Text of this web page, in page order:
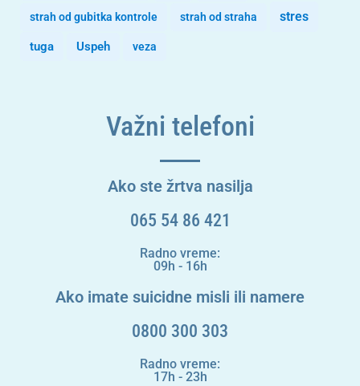
strah od gubitka kontrole strah od straha stres
tuga Uspeh veza
Važni telefoni
Ako ste žrtva nasilja
065 54 86 421
Radno vreme:
09h - 16h
Ako imate suicidne misli ili namere
0800 300 303
Radno vreme:
17h - 23h